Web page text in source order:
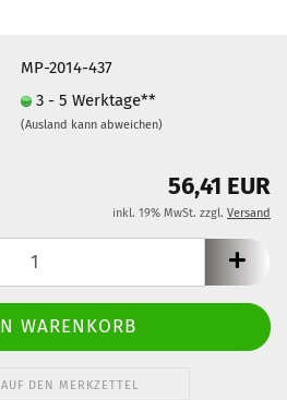
MP-2014-437
3 - 5 Werktage**
(Ausland kann abweichen)
56,41 EUR
inkl. 19% MwSt. zzgl. Versand
AUF DEN MERKZETTEL